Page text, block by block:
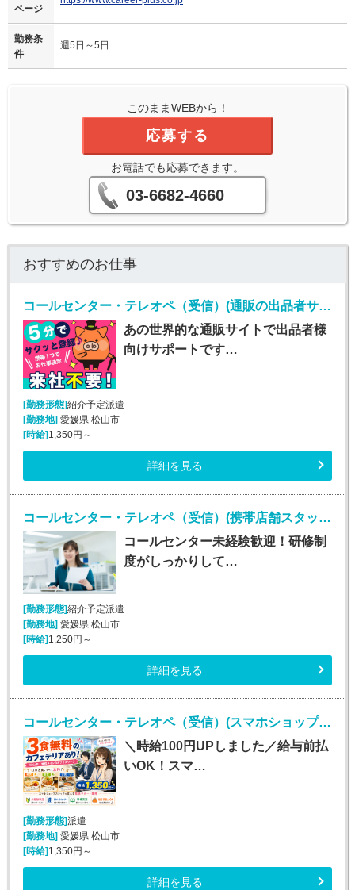
ページ
勤務条
件
週5日～5日
このままWEBから！
応募する
お電話でも応募できます。
03-6682-4660
おすすめのお仕事
コールセンター・テレオペ（受信）(通販の出品者サポート（メール・チャット・電話）)
あの世界的な通販サイトで出品者様
向けサポートです…
[勤務形態]紹介予定派遣
[勤務地]愛媛県 松山市
[時給]1,350円～
詳細を見る
コールセンター・テレオペ（受信）(携帯店舗スタッフからの電話遠隔サポート)
コールセンター未経験歓迎！研修制
度がしっかりして…
[勤務形態]紹介予定派遣
[勤務地]愛媛県 松山市
[時給]1,250円～
詳細を見る
コールセンター・テレオペ（受信）(スマホショップスタッフの電話サポート)
＼時給100円UPしました／給与前払
いOK！スマ…
[勤務形態]派遣
[勤務地] 愛媛県 松山市
[時給] 1,350円～
詳細を見る